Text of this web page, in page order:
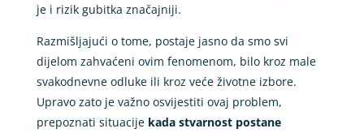
je i rizik gubitka značajniji.
Razmišljajući o tome, postaje jasno da smo svi
dijelom zahvaćeni ovim fenomenom, bilo kroz male
svakodnevne odluke ili kroz veće životne izbore.
Upravo zato je važno osvijestiti ovaj problem,
prepoznati situacije kada stvarnost postane